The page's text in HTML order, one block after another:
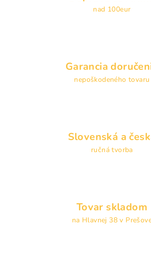
k
i
s
nad 100eur
Garancia
nepoškodeného tovaru
Slovenská a
ručná tvorba
Tovar skladom
na Hlavnej 38 v